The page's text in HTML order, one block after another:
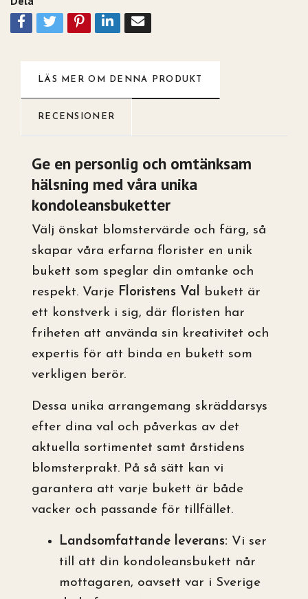
LÄS MER OM DENNA PRODUKT
RECENSIONER
Ge en personlig och omtänksam
hälsning med våra unika
kondoleansbuketter
Välj önskat blomstervärde och färg, så
skapar våra erfarna florister en unik
bukett som speglar din omtanke och
respekt. Varje Floristens Val
bukett är
ett konstverk i sig, där floristen har
friheten att använda sin kreativitet och
expertis för att binda en bukett som
verkligen berör.
Dessa unika arrangemang skräddarsys
efter dina val och påverkas av det
aktuella sortimentet samt årstidens
blomsterprakt. På så sätt kan vi
garantera att varje bukett är både
vacker och passande för tillfället.
Landsomfattande leverans: Vi ser
till att din kondoleansbukett når
mottagaren, oavsett var i Sverige